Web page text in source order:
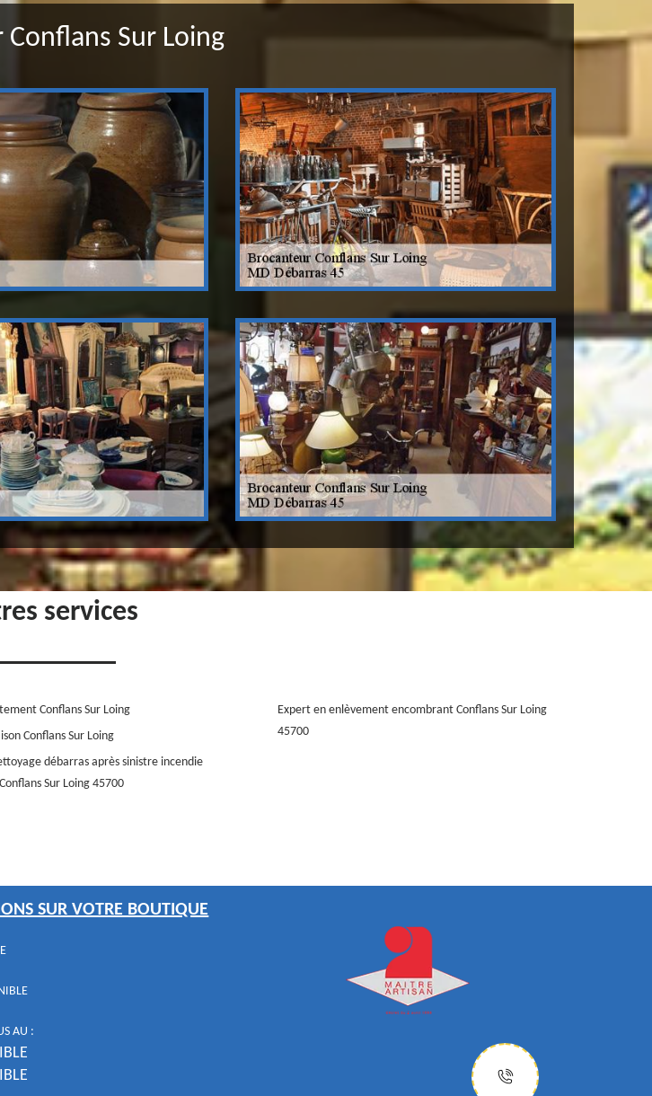
Sur Loing
services
Conflans Sur Loing
Conflans Sur Loing
débarras après sinistre incendie
Sur Loing 45700
Expert en enlèvement encombrant Conflans Sur Loing
45700
SUR VOTRE BOUTIQUE
AU :